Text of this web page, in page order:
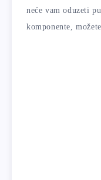
neće vam oduzeti
komponente,